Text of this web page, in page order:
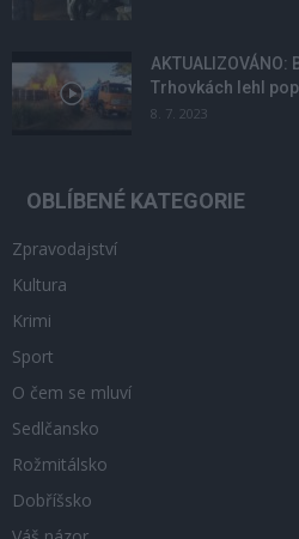
Trhovkách lehl
8. 7. 2023
OBLÍBENÉ KATEGORIE
Zpravodajství
Kultura
Krimi
Sport
O čem se mluví
Sedlčansko
Rožmitálsko
Dobříšsko